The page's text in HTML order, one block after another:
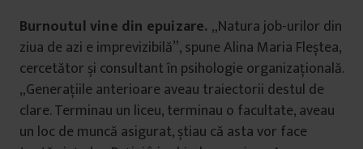
Burnoutul vine din epuizare. „Natura job-urilor din
ziua de azi e imprevizibilă”, spune Alina Maria Fleștea,
cercetător și consultant în psihologie organizațională.
„Generațiile anterioare aveau traiectorii destul de
clare. Terminau un liceu, terminau o facultate, aveau
un loc de muncă asigurat, știau că asta vor face